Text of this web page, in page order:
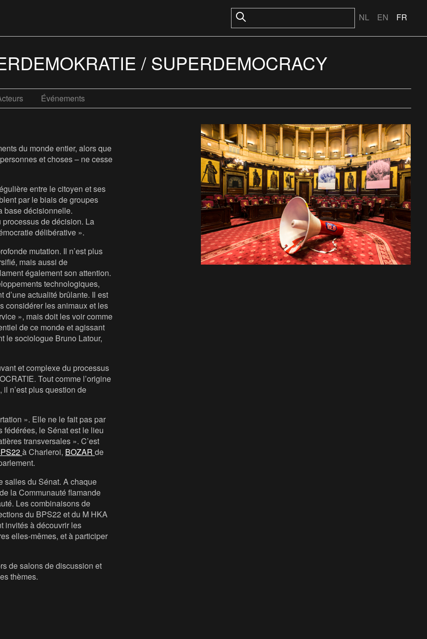
NL EN FR
/ SUPERDEMOCRACY
Événements
du monde entier, alors que
et choses – ne cesse
entre le citoyen et ses
par le biais de groupes
base décisionnelle.
processus de décision. La
délibérative ».
mutation. Il n’est plus
mais aussi de
également son attention.
technologiques,
d’une actualité brûlante. Il est
considérer les animaux et les
», mais doit les voir comme
de ce monde et agissant
le sociologue Bruno Latour,
et complexe du processus
Tout comme l’origine
n’est plus question de
». Elle ne le fait pas par
fédérées, le Sénat est le lieu
transversales ». C’est
à Charleroi, BOZAR de
salles du Sénat. A chaque
la Communauté flamande
Les combinaisons de
du BPS22 et du M HKA
invités à découvrir les
elles-mêmes, et à participer
de salons de discussion et
thèmes.